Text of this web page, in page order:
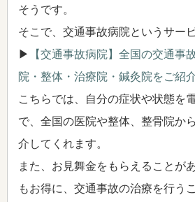
そうです。
そこで、交通事故病院というサー
▶
【交通事故病院】全国の交通事
院・整体・治療院・鍼灸院をご紹
こちらでは、自分の症状や状態を
で、全国の医院や整体、整骨院か
介してくれます。
また、お見舞金をもらえることが
もお得に、交通事故の治療を行う